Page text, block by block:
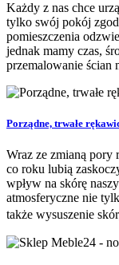
Każdy z nas chce
tylko swój pokój
pomieszczenia
jednak mamy czas,
przemalowanie ścian
Porządne, trwałe
Wraz ze zmianą pory
co roku lubią
wpływ na skórę
atmosferyczne nie
także wysuszenie